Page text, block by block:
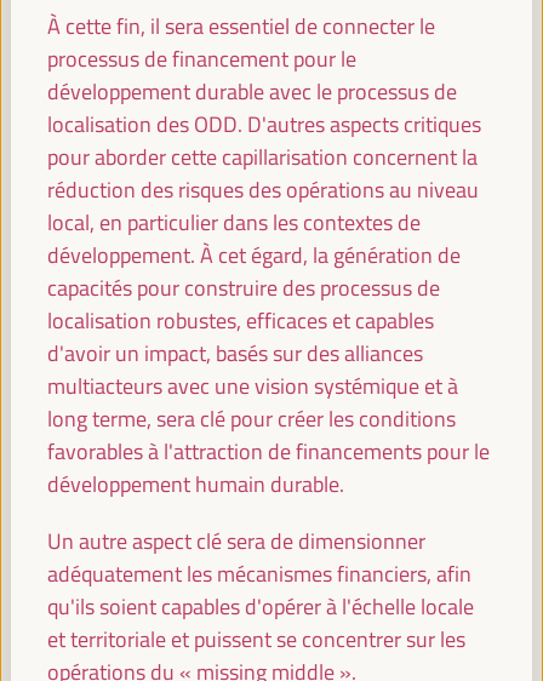
Dialogue politique
Sala París - 09:30 11:00 Axe 3
Stratégies économiques et territoriales pour créer
des opportunités dans les villes intermédiaires
Panneau de dialogue
Sala Bruselas -09:3011:00 Axe 3
Expériences mondiales en matière de banque
publique, de banque éthique et de crédits locaux
pour le financement des territoires
Panneau de dialogue
Sala Madrid - 09:30 11:00 Axe 1
Stratégies LED et coopération transfrontalière :
Fédérer les territoires
Panel sur les bonnes pratiques
Sala Club - 09:3011:00 Axe 3
À cette fin, il sera essentiel de connecter le
processus de financement pour le
développement durable avec le processus de
localisation des ODD. D'autres aspects critiques
pour aborder cette capillarisation concernent la
réduction des risques des opérations au niveau
local, en particulier dans les contextes de
développement. À cet égard, la génération de
capacités pour construire des processus de
localisation robustes, efficaces et capables
d'avoir un impact, basés sur des alliances
multiacteurs avec une vision systémique et à
long terme, sera clé pour créer les conditions
favorables à l'attraction de financements pour le
développement humain durable.
Un autre aspect clé sera de dimensionner
adéquatement les mécanismes financiers, afin
qu'ils soient capables d'opérer à l'échelle locale
et territoriale et puissent se concentrer sur les
opérations du « missing middle ».